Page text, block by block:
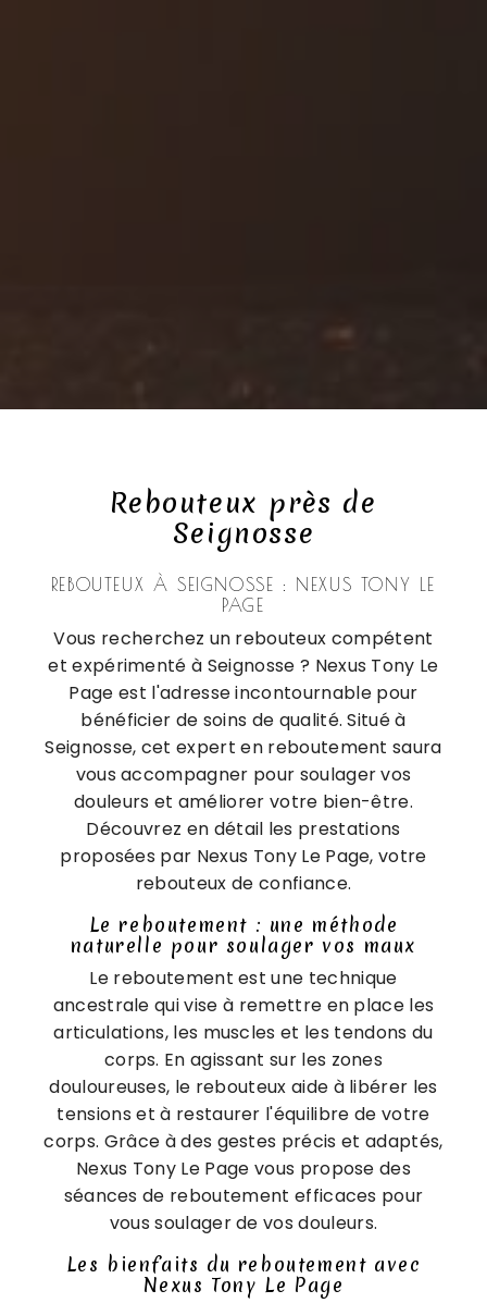
Rebouteux près de
Seignosse
REBOUTEUX À SEIGNOSSE : NEXUS TONY LE
PAGE
Vous recherchez un rebouteux compétent
et expérimenté à Seignosse ? Nexus Tony Le
Page est l'adresse incontournable pour
bénéficier de soins de qualité. Situé à
Seignosse, cet expert en reboutement saura
vous accompagner pour soulager vos
douleurs et améliorer votre bien-être.
Découvrez en détail les prestations
proposées par Nexus Tony Le Page, votre
rebouteux de confiance.
Le reboutement : une méthode
naturelle pour soulager vos maux
Le reboutement est une technique
ancestrale qui vise à remettre en place les
articulations, les muscles et les tendons du
corps. En agissant sur les zones
douloureuses, le rebouteux aide à libérer les
tensions et à restaurer l'équilibre de votre
corps. Grâce à des gestes précis et adaptés,
Nexus Tony Le Page vous propose des
séances de reboutement efficaces pour
vous soulager de vos douleurs.
Les bienfaits du reboutement avec
Nexus Tony Le Page